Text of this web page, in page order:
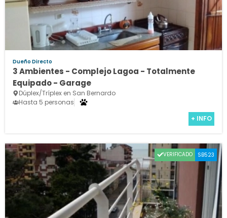
Dueño Directo
3 Ambientes - Complejo Lagoa - Totalmente
Equipado - Garage
Dúplex/Tríplex en San Bernardo
Hasta 5 personas
+ INFO
VERIFICADO SB523